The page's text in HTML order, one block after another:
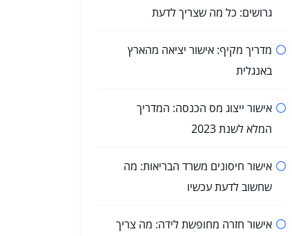
גרושים: כל מה שצריך לדעת
מדריך מקיף: אישור יציאה מהארץ
באנגלית
אישור ייצוג מס הכנסה: המדריך
המלא לשנת 2023
אישור חיסונים משרד הבריאות: מה
שחשוב לדעת עכשיו
אישור חזרה מחופשת לידה: מה צריך